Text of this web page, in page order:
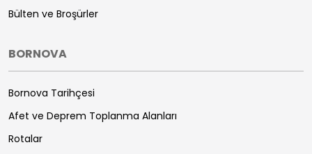
Bülten ve Broşürler
BORNOVA
Bornova Tarihçesi
Afet ve Deprem Toplanma Alanları
Rotalar